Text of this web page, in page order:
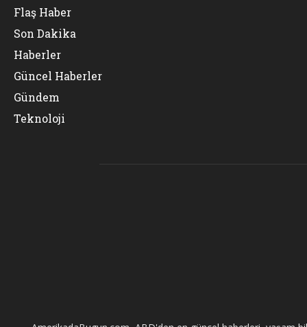
Flaş Haber
Son Dakika
Haberler
Güncel Haberler
Gündem
Teknoloji